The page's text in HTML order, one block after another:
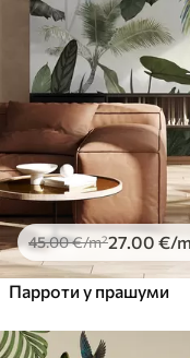
Premium
56.6734.00 €/m²
Premium Vinil
65.0039.00€/m²
Peel and Stick
81.6749.00€/m²
45.00€/m²27.00 €/
Парроти у прашуми